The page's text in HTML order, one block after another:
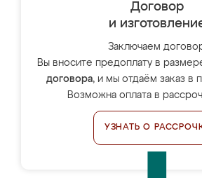
Договор
и
Заключаем
Вы вносите предоплату в
договора, и мы отдаём заказ в
Возможна оплата в
УЗНАТЬ О